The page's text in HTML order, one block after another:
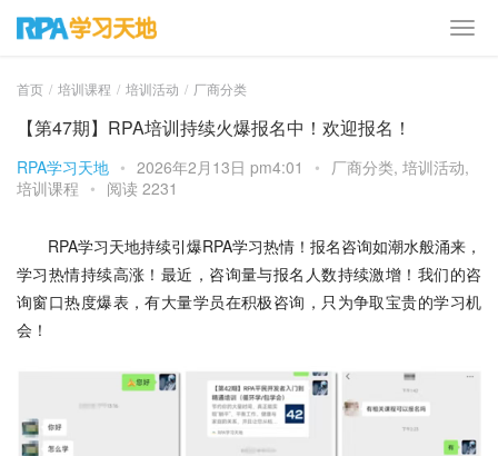
首页 培训课程 培训活动 厂商分类
【第47期】RPA培训持续火爆报名中！欢迎报名！
RPA学习天地 • 2026年2月13日 pm4:01 • 厂商分类, 培训活动,
培训课程 • 阅读 2231
RPA学习天地持续引爆RPA学习热情！报名咨询如潮水般涌来，
学习热情持续高涨！最近，咨询量与报名人数持续激增！我们的咨
询窗口热度爆表，有大量学员在积极咨询，只为争取宝贵的学习机
会！